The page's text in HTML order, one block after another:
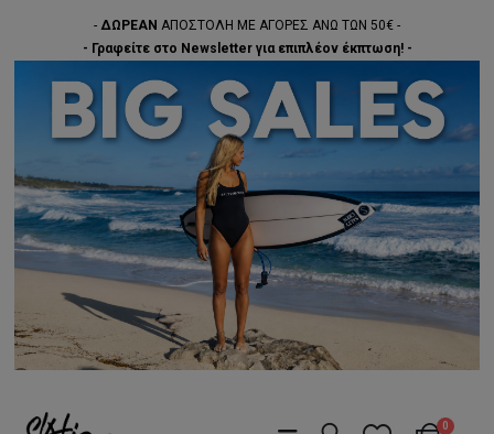
- ΔΩΡΕΑΝ ΑΠΟΣΤΟΛΗ ΜΕ ΑΓΟΡΕΣ ΑΝΩ ΤΩΝ 50€ -
- Γραφείτε στο Newsletter για επιπλέον έκπτωση! -
0